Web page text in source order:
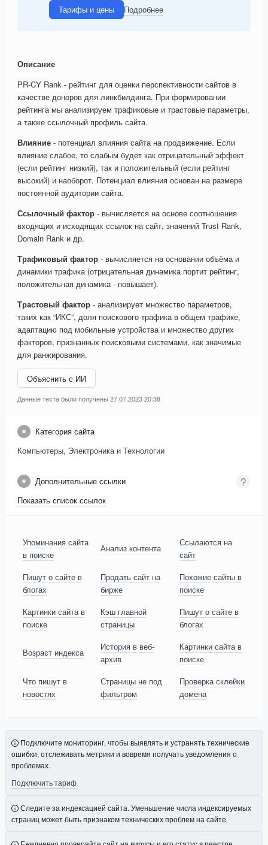
Тарифы и цены
Подробнее
Описание
PR-CY Rank - рейтинг для оценки перспективности сайтов в
качестве доноров для линкбилдинга. При формировании
рейтинга мы анализируем трафиковые и трастовые параметры,
а также ссылочный профиль сайта.
Влияние - потенциал влияния сайта на продвижение. Если
влияние слабое, то слабым будет как отрицательный эффект
(если рейтинг низкий), так и положительный (если рейтинг
высокий) и наоборот. Потенциал влияния основан на размере
постоянной аудитории сайта.
Ссылочный фактор - вычисляется на основе соотношения
входящих и исходящих ссылок на сайт, значений Trust Rank,
Domain Rank и др.
Трафиковый фактор - вычисляется на основании объёма и
динамики трафика (отрицательная динамика портит рейтинг,
положительная динамика - повышает).
Трастовый фактор - анализирует множество параметров,
таких как “ИКС”, доля поискового трафика в общем трафике,
адаптацию под мобильные устройства и множество других
факторов, признанных поисковыми системами, как значимые
для ранжирования.
Объяснить с ИИ
Данные теста были получены 27.07.2023 20:38
Категория сайта
Компьютеры, Электроника и Технологии
Дополнительные ссылки
Показать список ссылок
Упоминания сайта
в поиске
Анализ контента
Ссылаются на
сайт
Пишут о сайте в
блогах
Продать сайт на
бирже
Похожие сайты в
поиске
Картинки сайта в
поиске
Кэш главной
страницы
Пишут о сайте в
блогах
Возраст индекса
История в веб-
архив
Картинки сайта в
поиске
Что пишут в
новостях
Страницы не под
фильтром
Проверка склейки
домена
Подключите мониторинг, чтобы выявлять и устранять технические
ошибки, отслеживать метрики и вовремя получать уведомления о
проблемах.
Подключить тариф
Следите за индексацией сайта. Уменьшение числа индексируемых
страниц может быть признаком технических проблем на сайте.